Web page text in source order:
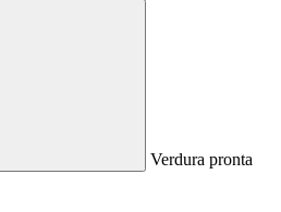
Verdura pronta